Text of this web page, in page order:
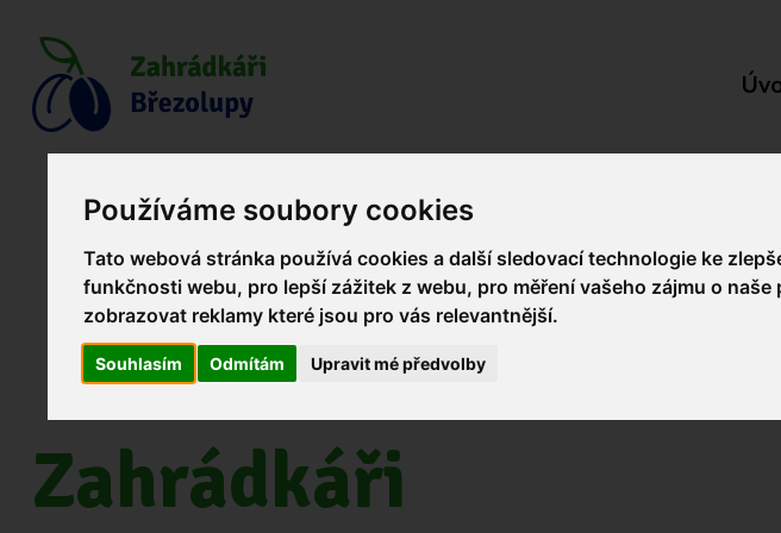
Používáme soubory cookies
Tato webová stránka používá cookies a další sledovací technologie ke
funkčnosti webu, pro lepší zážitek z webu, pro měření vašeho zájmu o
zobrazovat reklamy které jsou pro vás relevantnější.
Souhlasím Odmítám Upravit mé předvolby
Zahrádkáři